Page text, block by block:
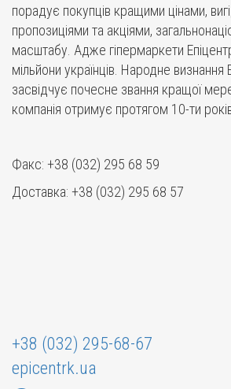
порадує покупців кращими цінами,
пропозиціями та акціями,
масштабу. Адже гіпермаркети
мільйони українців. Народне визнання
засвідчує почесне звання кращої
компанія отримує протягом 10-ти
Факс: +38 (032) 295 68 59
Доставка: +38 (032) 295 68 57
+38 (032) 295-68-67
epicentrk.ua